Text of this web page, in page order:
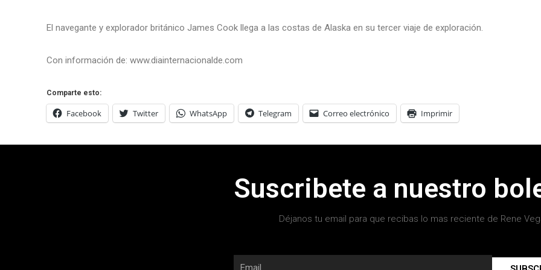
El navegante y explorador británico James Cook llega a las costas de Alaska en su tercer viaje de exploración.
Con información de: www.diainternacionalde.com
Comparte esto:
Facebook Twitter WhatsApp Telegram Correo electrónico Imprimir
Suscribete a nuestro
Déjanos tu email para que recibas lo mas reciente de Rene